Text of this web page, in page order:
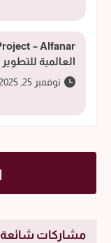
العالمية للتطوير
نوفمبر 25, 2025
مشاركات شائعة